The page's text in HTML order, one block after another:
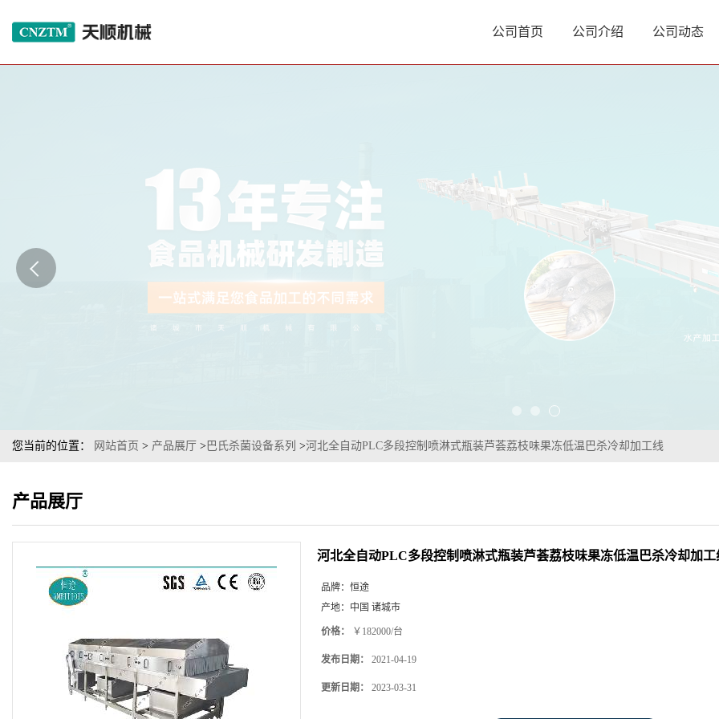
公司首页 公司介绍 公司动态
您当前的位置： 网站首页 > 产品展厅 > 巴氏杀菌设备系列 >河北全自动PLC多段控制喷淋式瓶装芦荟荔枝味果冻低温巴杀冷却加工线
产品展厅
河北全自动PLC多段控制喷淋式瓶装芦荟荔枝味果冻低温巴杀冷却加工
品牌： 恒途
产地： 中国 诸城市
价格： ￥182000/台
发布日期： 2021-04-19
更新日期： 2023-03-31